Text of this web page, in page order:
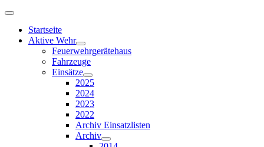
Startseite
Aktive Wehr
Feuerwehrgerätehaus
Fahrzeuge
Einsätze
2025
2024
2023
2022
Archiv Einsatzlisten
Archiv